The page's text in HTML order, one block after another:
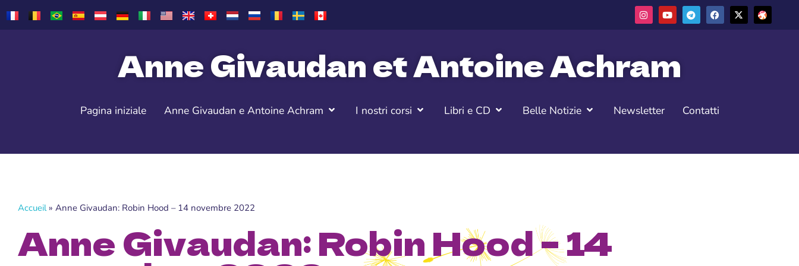
Anne Givaudan et Antoine Achram
Pagina iniziale Anne Givaudan e Antoine Achram I nostri corsi Libri e CD Belle Notizie Newsletter Contatti
Accueil» Anne Givaudan: Robin Hood – 14 novembre 2022
Anne Givaudan: Robin Hood – 14